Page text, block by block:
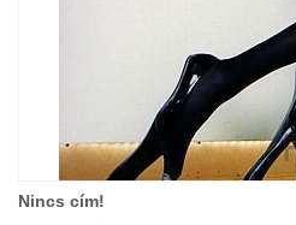
Nincs cím!